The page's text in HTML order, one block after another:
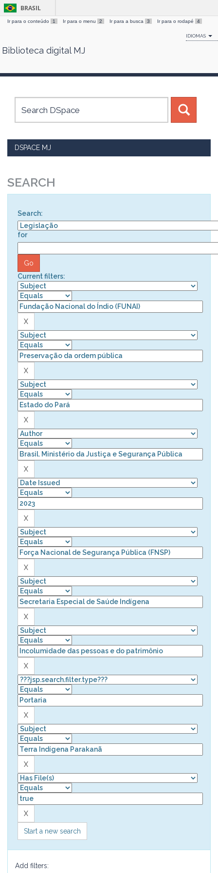
Skip
BRASIL
Ir para o conteúdo 1 Ir para o menu 2 Ir para a busca 3 Ir para o rodapé 4
IDIOMAS
Biblioteca digital MJ
DSPACE MJ
SEARCH
Search:
for
Current filters:
Start a new search
Add filters: